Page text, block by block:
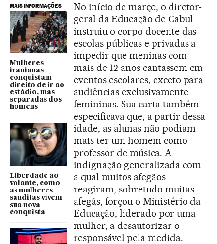
MAIS INFORMAÇÕES
Mulheres
iranianas
conquistam
direito de ir ao
estádio, mas
separadas dos
homens
Liberdade ao
volante, como
as mulheres
sauditas vivem
sua nova
conquista
No início de março, o diretor-
geral da Educação de Cabul
instruiu o corpo docente das
escolas públicas e privadas a
impedir que meninas com
mais de 12 anos cantassem em
eventos escolares, exceto para
audiências exclusivamente
femininas. Sua carta também
especificava que, a partir dessa
idade, as alunas não podiam
mais ter um homem como
professor de música. A
indignação generalizada com
a qual muitos afegãos
reagiram, sobretudo muitas
afegãs, forçou o Ministério da
Educação, liderado por uma
mulher, a desautorizar o
responsável pela medida.